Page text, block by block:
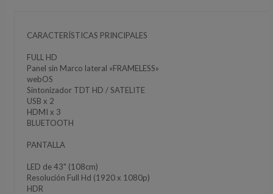
CARACTERÍSTICAS PRINCIPALES
FULL HD
Panel sin Marco lateral «FRAMELESS»
webOS
Sintonizador TDT HD / SATELITE
USB x 2
HDMI x 3
BLUETOOTH
PANTALLA
LED de 43" (108cm)
Resolución Full Hd (1920 x 1080p)
HDR